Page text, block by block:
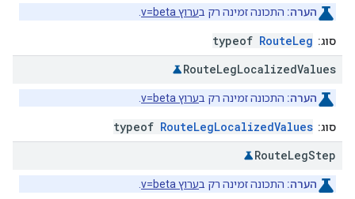
הערה: התכונה זמינה רק בערוץ v=beta .
סוג: typeof RouteLeg
RouteLegLocalizedValues
הערה: התכונה זמינה רק בערוץ v=beta .
סוג: typeof RouteLegLocalizedValues
RouteLegStep
הערה: התכונה זמינה רק בערוץ v=beta .